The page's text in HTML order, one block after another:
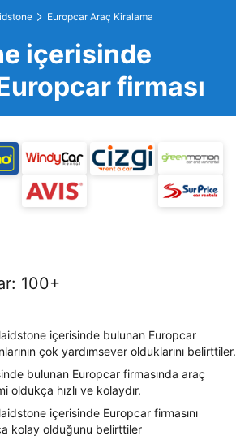
Europcar Araç Kiralama
içerisinde
firması
: 100+
içerisinde bulunan Europcar
çok yardımsever olduklarını belirttiler.
bulunan Europcar firmasında araç
oldukça hızlı ve kolaydır.
içerisinde Europcar firmasını
kolay olduğunu belirttiler